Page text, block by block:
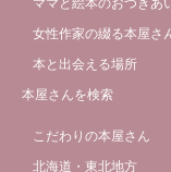
ママと絵本のおつきあ
女性作家の綴る本屋さ
本と出会える場所
本屋さんを検索
こだわりの本屋さん
北海道・東北地方